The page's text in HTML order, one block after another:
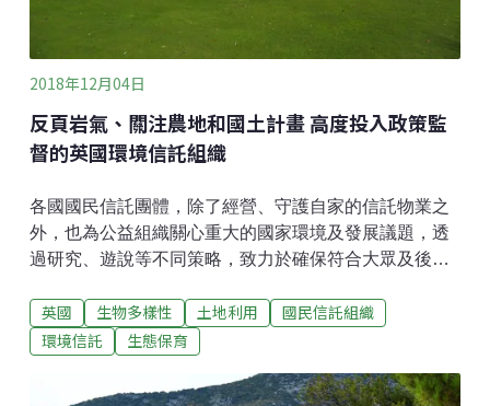
2018年12月04日
反頁岩氣、關注農地和國土計畫 高度投入政策監
督的英國環境信託組織
各國國民信託團體，除了經營、守護自家的信託物業之
外，也為公益組織關心重大的國家環境及發展議題，透
過研究、遊說等不同策略，致力於確保符合大眾及後代
託團體而言，英國脫歐議題以及川普政權對該國家影
響，都對國家的政策發展及保育工作帶來不小衝擊：英
代歐盟共同農業政策的英國農業政策；美國歷史保存國
英國 生物多樣性 土地利用
國民信託組織
環境信託
生態保育